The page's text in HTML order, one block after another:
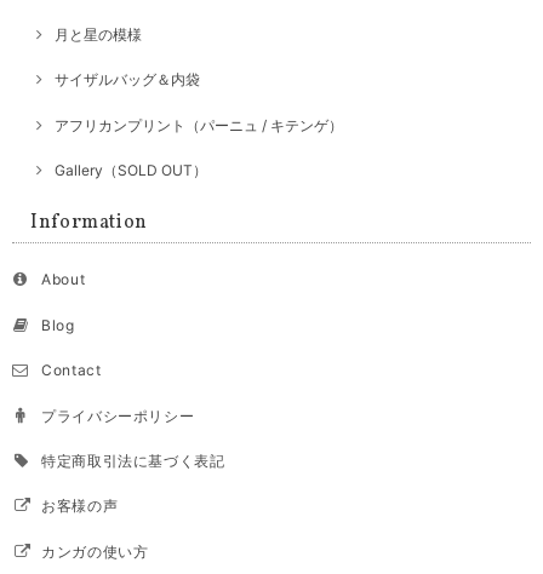
月と星の模様
サイザルバッグ＆内袋
アフリカンプリント（パーニュ / キテンゲ）
Gallery（SOLD OUT）
Information
About
Blog
Contact
プライバシーポリシー
特定商取引法に基づく表記
お客様の声
カンガの使い方